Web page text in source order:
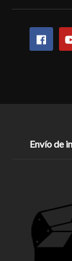
Envío de